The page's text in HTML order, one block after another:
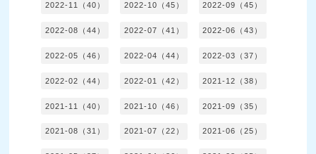
2022-11（40） 2022-10（45） 2022-09（45）
2022-08（44） 2022-07（41） 2022-06（43）
2022-05（46） 2022-04（44） 2022-03（37）
2022-02（44） 2022-01（42） 2021-12（38）
2021-11（40） 2021-10（46） 2021-09（35）
2021-08（31） 2021-07（22） 2021-06（25）